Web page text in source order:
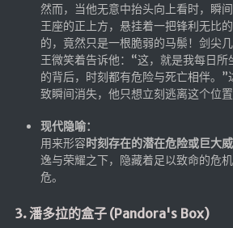
然而，当他无意中抬头向上看时，瞬
王座的正上方，悬挂着一把锋利无比
的，竟然只是一根脆弱的马鬃！剑尖
王微笑着告诉他：“这，就是我每日所
的背后，时刻都有危险与死亡相伴。
致瞬间消失，他只想立刻逃离这个位置
现代隐喻：
用来形容时刻存在的潜在危险或巨大
逸与荣耀之下，隐藏着足以致命的危
危。
3. 潘多拉的盒子 (Pandora's Box)
视频解析
盒子软件
盒子软件国内下载
软件接口
🎵音乐播放
器
音乐下载